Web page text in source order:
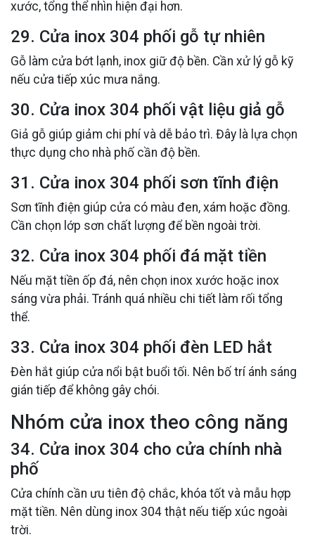
xước, tổng thể nhìn hiện đại hơn.
29. Cửa inox 304 phối gỗ tự nhiên
Gỗ làm cửa bớt lạnh, inox giữ độ bền. Cần xử lý gỗ kỹ
nếu cửa tiếp xúc mưa nắng.
30. Cửa inox 304 phối vật liệu giả gỗ
Giả gỗ giúp giảm chi phí và dễ bảo trì. Đây là lựa chọn
thực dụng cho nhà phố cần độ bền.
31. Cửa inox 304 phối sơn tĩnh điện
Sơn tĩnh điện giúp cửa có màu đen, xám hoặc đồng.
Cần chọn lớp sơn chất lượng để bền ngoài trời.
32. Cửa inox 304 phối đá mặt tiền
Nếu mặt tiền ốp đá, nên chọn inox xước hoặc inox
sáng vừa phải. Tránh quá nhiều chi tiết làm rối tổng
thể.
33. Cửa inox 304 phối đèn LED hắt
Đèn hắt giúp cửa nổi bật buổi tối. Nên bố trí ánh sáng
gián tiếp để không gây chói.
Nhóm cửa inox theo công năng
34. Cửa inox 304 cho cửa chính nhà
phố
Cửa chính cần ưu tiên độ chắc, khóa tốt và mẫu hợp
mặt tiền. Nên dùng inox 304 thật nếu tiếp xúc ngoài
trời.